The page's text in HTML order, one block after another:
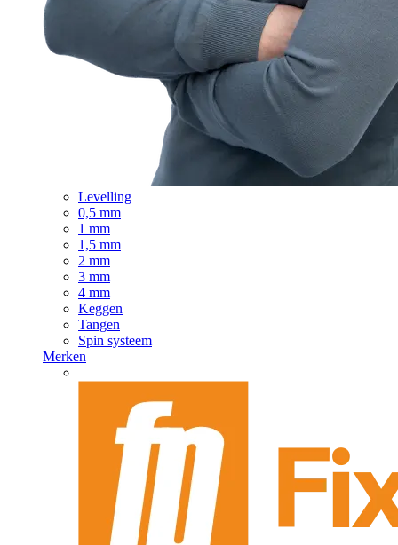
Levelling
0,5 mm
1 mm
1,5 mm
2 mm
3 mm
4 mm
Keggen
Tangen
Spin systeem
Merken